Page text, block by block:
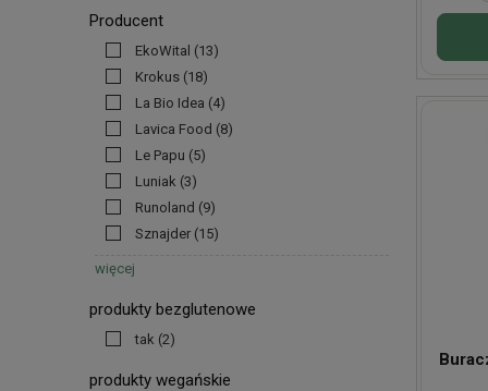
Producent
EkoWital (13)
Krokus (18)
La Bio Idea (4)
Lavica Food (8)
Le Papu (5)
Luniak (3)
Runoland (9)
Sznajder (15)
więcej
produkty bezglutenowe
tak (2)
produkty wegańskie